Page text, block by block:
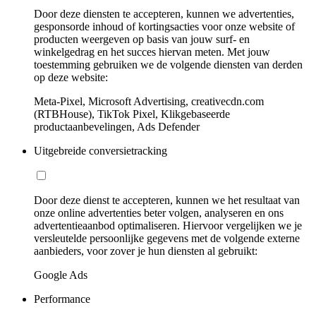
Door deze diensten te accepteren, kunnen we advertenties,
gesponsorde inhoud of kortingsacties voor onze website of
producten weergeven op basis van jouw surf- en
winkelgedrag en het succes hiervan meten. Met jouw
toestemming gebruiken we de volgende diensten van derden
op deze website:
Meta-Pixel, Microsoft Advertising, creativecdn.com
(RTBHouse), TikTok Pixel, Klikgebaseerde
productaanbevelingen, Ads Defender
Uitgebreide conversietracking
Door deze dienst te accepteren, kunnen we het resultaat van
onze online advertenties beter volgen, analyseren en ons
advertentieaanbod optimaliseren. Hiervoor vergelijken we je
versleutelde persoonlijke gegevens met de volgende externe
aanbieders, voor zover je hun diensten al gebruikt:
Google Ads
Performance